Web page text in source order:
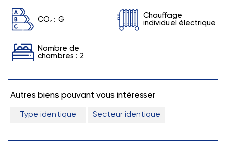
CO 2 : G
Chauffage
individuel électrique
Nombre de
chambres : 2
Autres biens pouvant vous intéresser
Type identique Secteur identique